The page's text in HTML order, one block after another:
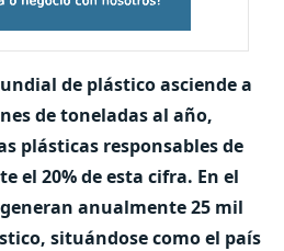
de plástico asciende a
de toneladas al año,
plásticas responsables de
el 20% de esta cifra. En el
generan anualmente 25 mil
situándose como el país